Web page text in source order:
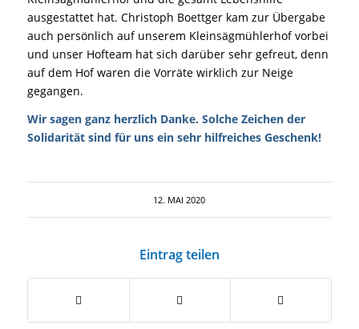
ausgestattet hat. Christoph Boettger kam zur Übergabe
auch persönlich auf unserem Kleinsägmühlerhof vorbei
und unser Hofteam hat sich darüber sehr gefreut, denn
auf dem Hof waren die Vorräte wirklich zur Neige
gegangen.
Wir sagen ganz herzlich Danke. Solche Zeichen der
Solidarität sind für uns ein sehr hilfreiches Geschenk!
12. MAI 2020
Eintrag teilen